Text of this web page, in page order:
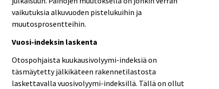
vaikutuksia alkuvuoden pistelukuihin ja
muutosprosentteihin.
Vuosi-indeksin laskenta
Otospohjaista kuukausivolyymi-indeksiä on
täsmäytetty jälkikäteen rakennetilastosta
laskettavalla vuosivolyymi-indeksillä. Tällä on ollut